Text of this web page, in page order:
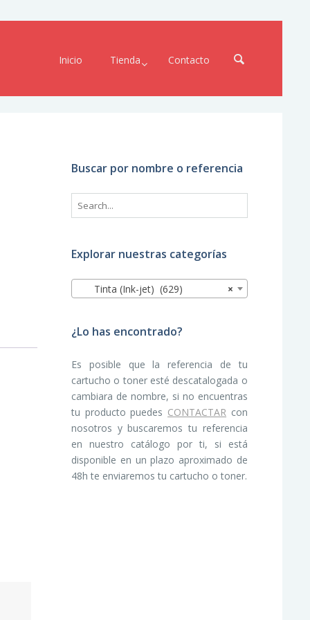
Inicio Tienda Contacto
Buscar por nombre o referencia
Explorar nuestras categorías
×
Tinta (Ink-jet) (629)
¿Lo has encontrado?
Es posible que la referencia de tu
cartucho o toner esté descatalogada o
cambiara de nombre, si no encuentras
tu producto puedes CONTACTAR con
nosotros y buscaremos tu referencia
en nuestro catálogo por ti, si está
disponible en un plazo aproximado de
48h te enviaremos tu cartucho o toner.